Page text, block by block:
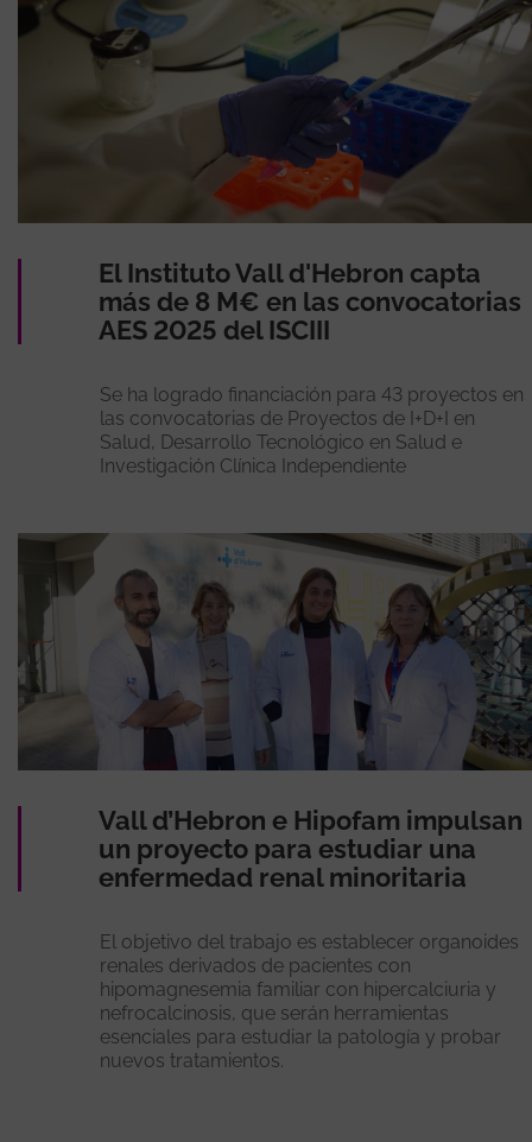
El Instituto Vall d'Hebron capta
más de 8 M€ en las convocatorias
AES 2025 del ISCIII
Se ha logrado financiación para 43 proyectos en
las convocatorias de Proyectos de I+D+I en
Salud, Desarrollo Tecnológico en Salud e
Investigación Clínica Independiente
Vall d’Hebron e Hipofam impulsan
un proyecto para estudiar una
enfermedad renal minoritaria
El objetivo del trabajo es establecer organoides
renales derivados de pacientes con
hipomagnesemia familiar con hipercalciuria y
nefrocalcinosis, que serán herramientas
esenciales para estudiar la patología y probar
nuevos tratamientos.